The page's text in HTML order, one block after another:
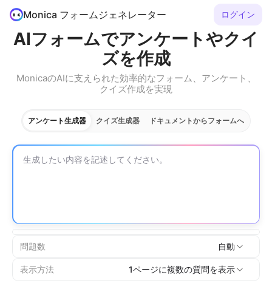
Monica フォームジェネレーター ログイン
AIフォームでアンケートやクイ
ズを作成
MonicaのAIに支えられた効率的なフォーム、アンケート、
クイズ作成を実現
アンケート生成器 クイズ生成器 ドキュメントからフォームへ
問題数 自動
表示方法 1ページに複数の質問を表示